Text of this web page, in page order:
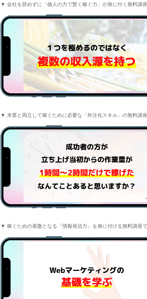
▼ 会社を辞めずに「個人の力で賢く稼ぐ力」が身に付く無料講座
▼ 本業と両立して稼ぐために必要な「外注化スキル」の無料講座
▼ 稼ぐための基盤となる「情報発信力」を身に付ける無料講座で